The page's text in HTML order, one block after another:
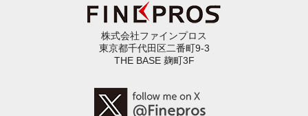
株式会社ファインプロス
東京都千代田区二番町9-3
THE BASE 麹町3F